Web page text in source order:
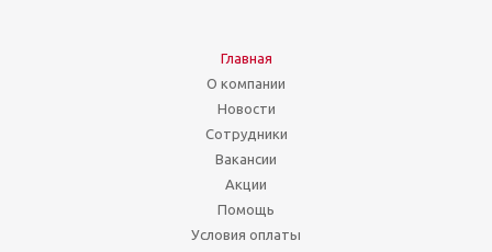
Главная
О компании
Новости
Сотрудники
Вакансии
Акции
Помощь
Условия оплаты